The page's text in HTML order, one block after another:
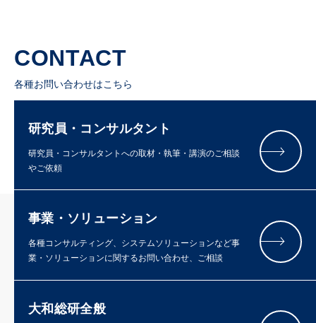
CONTACT
各種お問い合わせはこちら
研究員・コンサルタント
研究員・コンサルタントへの取材・執筆・講演のご相談
やご依頼
事業・ソリューション
各種コンサルティング、システムソリューションなど事
業・ソリューションに関するお問い合わせ、ご相談
大和総研全般